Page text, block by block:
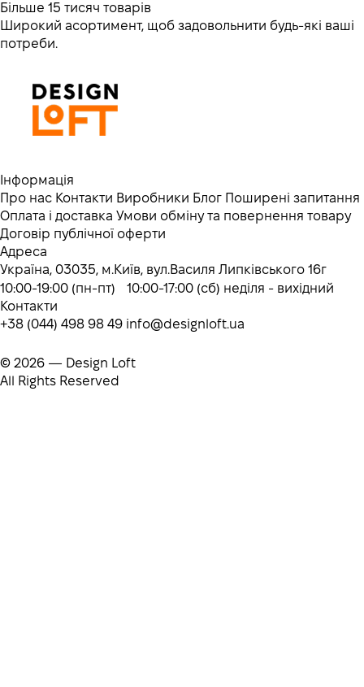
Більше 15 тисяч товарів
Широкий асортимент, щоб задовольнити будь-які ваші
потреби.
Інформація
Про нас Контакти Виробники Блог Поширені запитання
Оплата і доставка Умови обміну та повернення товару
Договір публічної оферти
Адреса
Україна, 03035, м.Київ, вул.Василя Липківського 16г
10:00-19:00 (пн-пт) 10:00-17:00 (сб) неділя - вихідний
Контакти
+38 (044) 498 98 49 info@designloft.ua
© 2026 — Design Loft
All Rights Reserved